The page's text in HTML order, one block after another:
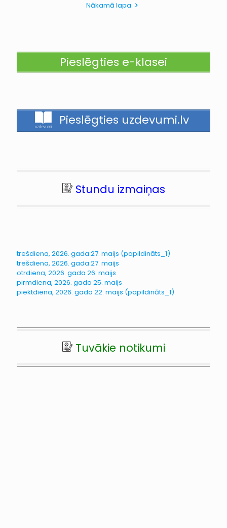
Nākamā lapa
Pieslēgties e-klasei
Pieslēgties uzdevumi.lv
Stundu izmaiņas
trešdiena, 2026. gada 27. maijs (papildināts_1)
trešdiena, 2026. gada 27. maijs
otrdiena, 2026. gada 26. maijs
pirmdiena, 2026. gada 25. maijs
piektdiena, 2026. gada 22. maijs (papildināts_1)
Tuvākie notikumi